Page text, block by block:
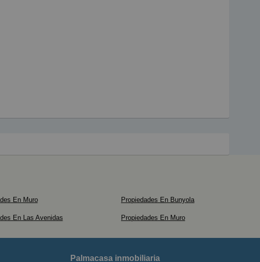
En Muro Propiedades En Bunyola
En Las Avenidas Propiedades En Muro
Palmacasa inmobiliaria